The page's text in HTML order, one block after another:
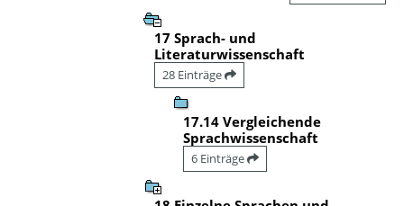
17 Sprach- und
Literaturwissenschaft
28 Einträge
17.14 Vergleichende
Sprachwissenschaft
6 Einträge